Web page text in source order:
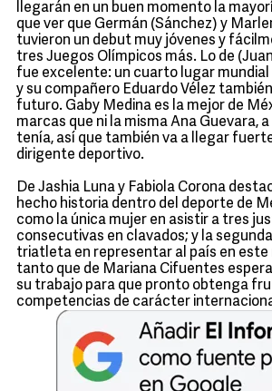
llegarán en un buen momento la
que ver que Germán (Sánchez) y
tuvieron un debut muy jóvenes y
tres Juegos Olímpicos más. Lo de
fue excelente: un cuarto lugar mundial
y su compañero Eduardo Vélez
futuro. Gaby Medina es la mejor de
marcas que ni la misma Ana Guevara,
tenía, así que también va a llegar fuerte
dirigente deportivo.
De Jashia Luna y Fabiola Corona
hecho historia dentro del deporte de
como la única mujer en asistir a tres
consecutivas en clavados; y la
triatleta en representar al país en este
tanto que de Mariana Cifuentes
su trabajo para que pronto obtenga
competencias de carácter